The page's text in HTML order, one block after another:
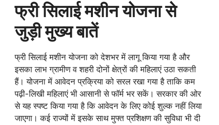
फ्री सिलाई मशीन योजना से
जुड़ी मुख्य बातें
फ्री सिलाई मशीन योजना को देशभर में लागू किया गया है और
इसका लाभ ग्रामीण व शहरी दोनों क्षेत्रों की महिलाएं उठा सकती
हैं। योजना में आवेदन प्रक्रिया को सरल रखा गया है ताकि कम
पढ़ी-लिखी महिलाएं भी आसानी से फॉर्म भर सकें। सरकार की ओर
से यह स्पष्ट किया गया है कि आवेदन के लिए कोई शुल्क नहीं लिया
जाएगा। कई राज्यों में इसके साथ मुफ्त प्रशिक्षण की सुविधा भी दी